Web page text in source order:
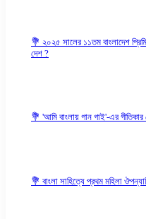
💐 ২০২৫ সালের ১১তম বাংলাদেশ
দেশ ?
💐 'আমি বাংলায় গান গাই'-এর গীতিকার
💐 বাংলা সাহিত্যে প্রথম মহিলা